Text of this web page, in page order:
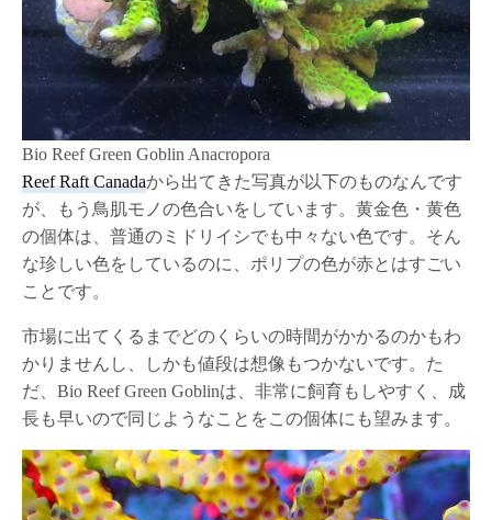
Bio Reef Green Goblin Anacropora
Reef Raft Canadaから出てきた写真が以下のものなんです
が、もう鳥肌モノの色合いをしています。黄金色・黄色
の個体は、普通のミドリイシでも中々ない色です。そん
な珍しい色をしているのに、ポリプの色が赤とはすごい
ことです。
市場に出てくるまでどのくらいの時間がかかるのかもわ
かりませんし、しかも値段は想像もつかないです。た
だ、Bio Reef Green Goblinは、非常に飼育もしやすく、成
長も早いので同じようなことをこの個体にも望みます。